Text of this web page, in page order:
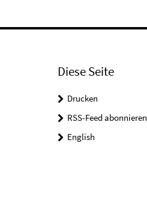
Diese Seite
Drucken
RSS-Feed abonnieren
English